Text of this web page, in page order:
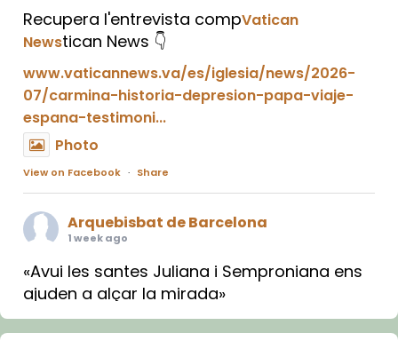
Recupera l'entrevista compVatican
Newstican News 👇
www.vaticannews.va/es/iglesia/news/2026-
07/carmina-historia-depresion-papa-viaje-
espana-testimoni...
Photo
View on Facebook · Share
Arquebisbat de Barcelona
1 week ago
«Avui les santes Juliana i Semproniana ens
ajuden a alçar la mirada»
Mons. Sergi Gordo, bisbe de Tortosa, ha